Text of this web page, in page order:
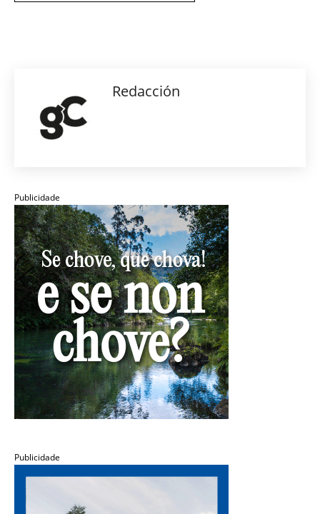
Redacción
Publicidade
Publicidade